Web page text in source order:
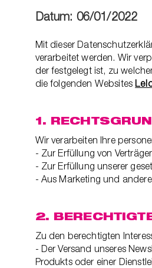
Datum: 06/01/2022
Mit dieser
verarbeitet werden. Wir
der festgelegt ist, zu
die folgenden Websites
1.
Wir verarbeiten Ihre
- Zur Erfüllung von
- Zur Erfüllung unserer
- Aus Marketing und
2.
Zu den berechtigten
- Der Versand unseres
Produkts oder einer